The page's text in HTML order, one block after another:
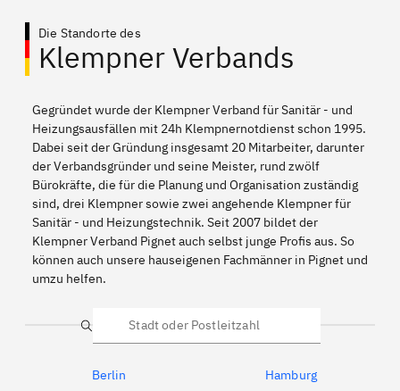
Die Standorte des
Klempner Verbands
Gegründet wurde der Klempner Verband für Sanitär - und
Heizungsausfällen mit 24h Klempnernotdienst schon 1995.
Dabei seit der Gründung insgesamt 20 Mitarbeiter, darunter
der Verbandsgründer und seine Meister, rund zwölf
Bürokräfte, die für die Planung und Organisation zuständig
sind, drei Klempner sowie zwei angehende Klempner für
Sanitär - und Heizungstechnik. Seit 2007 bildet der
Klempner Verband Pignet auch selbst junge Profis aus. So
können auch unsere hauseigenen Fachmänner in Pignet und
umzu helfen.
Suche
Berlin Hamburg